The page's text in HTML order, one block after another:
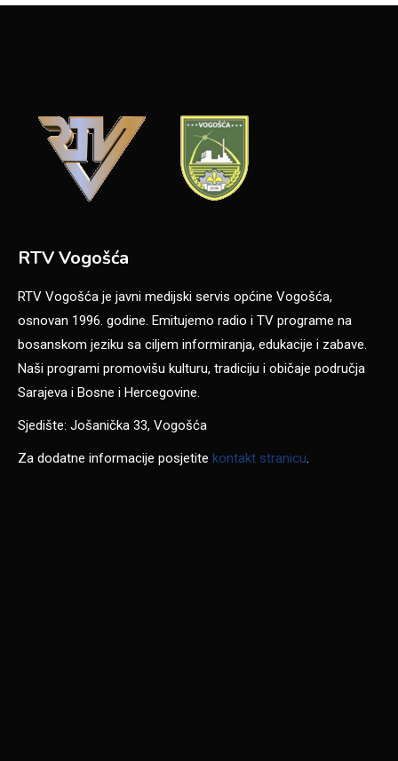
RTV Vogošća
RTV Vogošća je javni medijski servis općine Vogošća,
osnovan 1996. godine. Emitujemo radio i TV programe na
bosanskom jeziku sa ciljem informiranja, edukacije i zabave.
Naši programi promovišu kulturu, tradiciju i običaje područja
Sarajeva i Bosne i Hercegovine.
Sjedište: Jošanička 33, Vogošća
Za dodatne informacije posjetite kontakt stranicu.